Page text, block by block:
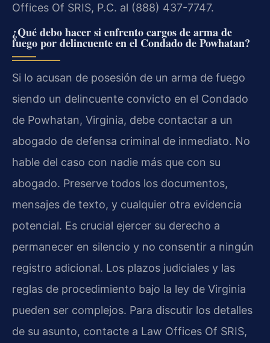
Offices Of SRIS, P.C. al (888) 437-7747.
¿Qué debo hacer si enfrento cargos de arma de
fuego por delincuente en el Condado de Powhatan?
Si lo acusan de posesión de un arma de fuego
siendo un delincuente convicto en el Condado
de Powhatan, Virginia, debe contactar a un
abogado de defensa criminal de inmediato. No
hable del caso con nadie más que con su
abogado. Preserve todos los documentos,
mensajes de texto, y cualquier otra evidencia
potencial. Es crucial ejercer su derecho a
permanecer en silencio y no consentir a ningún
registro adicional. Los plazos judiciales y las
reglas de procedimiento bajo la ley de Virginia
pueden ser complejos. Para discutir los detalles
de su asunto, contacte a Law Offices Of SRIS,